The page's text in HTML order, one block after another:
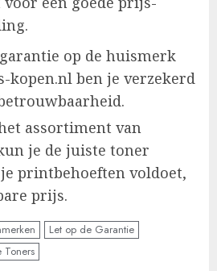
op de huismerk
kopen.nl ben je verzekerd
assortiment van
je de juiste toner
printbehoeften voldoet,
prijs.
Let op de Garantie